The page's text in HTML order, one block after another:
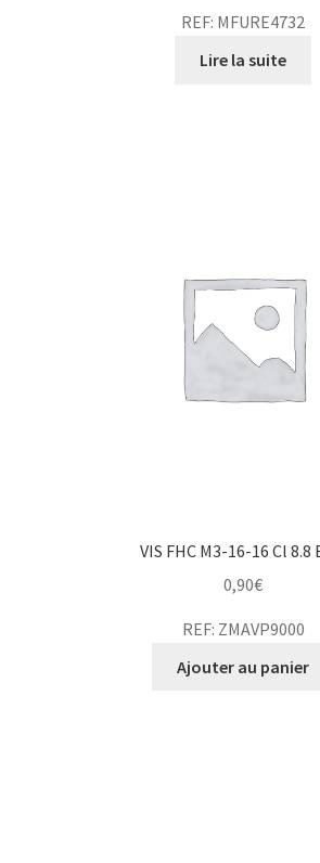
REF: MFURE4732
Lire la suite
VIS FHC M3-16-16 Cl 8.8
0,90€
REF: ZMAVP9000
Ajouter au panier